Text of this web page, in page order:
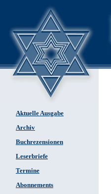
Aktuelle Ausgabe
Archiv
Buchrezensionen
Leserbriefe
Termine
Abonnements